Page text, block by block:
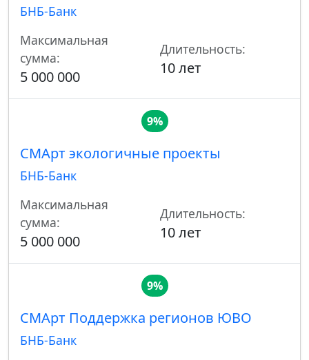
БНБ-Банк
Максимальная
сумма:
5 000 000
Длительность:
10 лет
9%
СМАрт экологичные проекты
БНБ-Банк
Максимальная
сумма:
5 000 000
Длительность:
10 лет
9%
СМАрт Поддержка регионов ЮВО
БНБ-Банк